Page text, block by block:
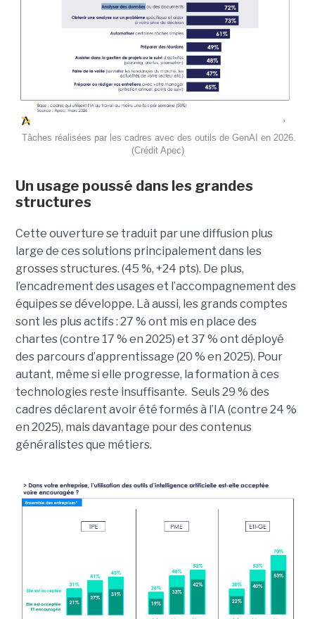
Tâches réalisées par les cadres avec des outils de GenAI en 2026.
(Crédit Apec)
Un usage poussé dans les grandes
structures
Cette ouverture se traduit par une diffusion plus
large de ces solutions principalement dans les
grosses structures. (45 %, +24 pts). De plus,
l’encadrement des usages et l’accompagnement des
équipes se développe. Là aussi, les grands comptes
sont les plus actifs : 27 % ont mis en place des
chartes (contre 17 % en 2025) et 37 % ont déployé
des parcours d’apprentissage (20 % en 2025). Pour
autant, même si elle progresse, la formation à ces
technologies reste insuffisante. Seuls 29 % des
cadres déclarent avoir été formés à l’IA (contre 24 %
en 2025), mais davantage pour des contenus
généralistes que métiers.